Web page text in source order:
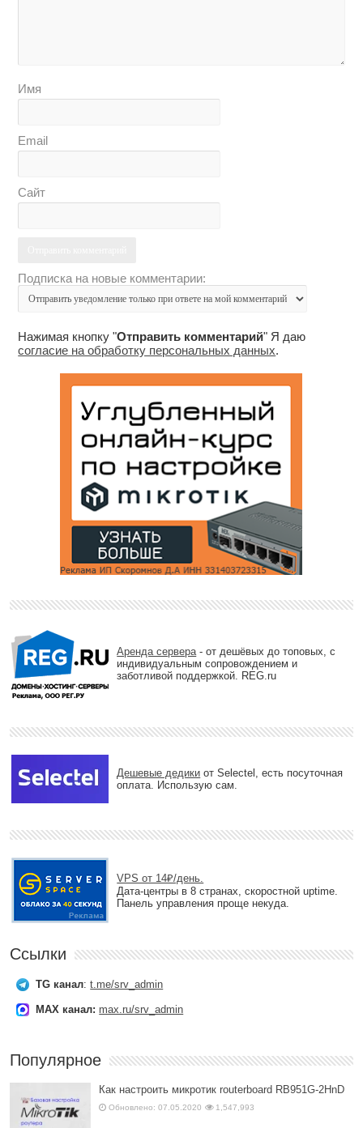
Имя
Email
Сайт
Подписка на новые комментарии:
Нажимая кнопку "Отправить комментарий" Я даю
согласие на обработку персональных данных.
Аренда сервера - от дешёвых до топовых, с
индивидуальным сопровождением и
заботливой поддержкой. REG.ru
Дешевые дедики от Selectel, есть посуточная
оплата. Использую сам.
VPS от 14₽/день.
Дата-центры в 8 странах, скоростной uptime.
Панель управления проще некуда.
Ссылки
TG канал:t.me/srv_admin
MAX канал: max.ru/srv_admin
Популярное
Как настроить микротик routerboard RB951G-2HnD
Обновлено: 07.05.2020 1,547,993